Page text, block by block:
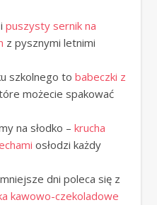
puszysty sernik na
z pysznymi letnimi
szkolnego to babeczki z
możecie spakować
na słodko – krucha
osłodzi każdy
dni poleca się z
kawowo-czekoladowe